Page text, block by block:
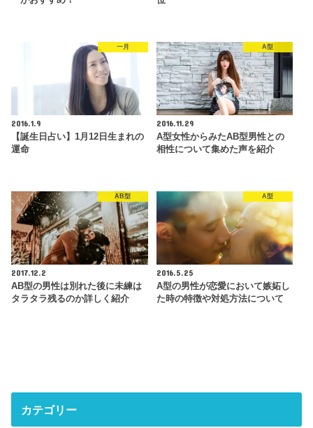
一月
2016.1.9
【誕生日占い】1月12日生まれの
運命
A型
2016.11.29
A型女性からみたAB型男性との
相性について集めた声を紹介
AB型
2017.12.2
AB型の男性は別れた後に未練は
タラタラ残るのか詳しく紹介
A型
2016.5.25
A型の男性が恋愛において嫉妬し
た時の特徴や対処方法について
カテゴリー